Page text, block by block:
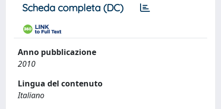
Scheda completa (DC)
Anno pubblicazione
2010
Lingua del contenuto
Italiano